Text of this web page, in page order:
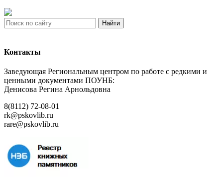
Найти
Контакты
Заведующая Региональным центром по работе с редкими и
ценными документами ПОУНБ:
Денисова Регина Арнольдовна
8(8112) 72-08-01
rk@pskovlib.ru
rare@pskovlib.ru